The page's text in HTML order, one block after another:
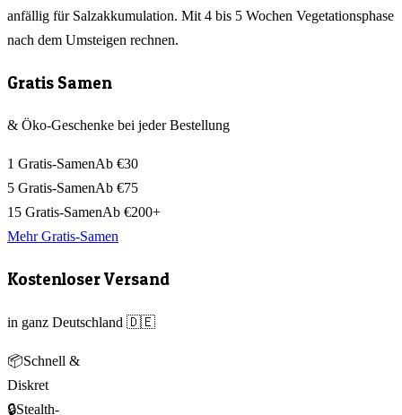
anfällig für Salzakkumulation. Mit 4 bis 5 Wochen Vegetationsphase
nach dem Umsteigen rechnen.
Gratis Samen
& Öko-Geschenke bei jeder Bestellung
1 Gratis-SamenAb €30
5 Gratis-SamenAb €75
15 Gratis-SamenAb €200+
Mehr Gratis-Samen
Kostenloser Versand
in ganz Deutschland 🇩🇪
📦Schnell &
Diskret
🔒Stealth-